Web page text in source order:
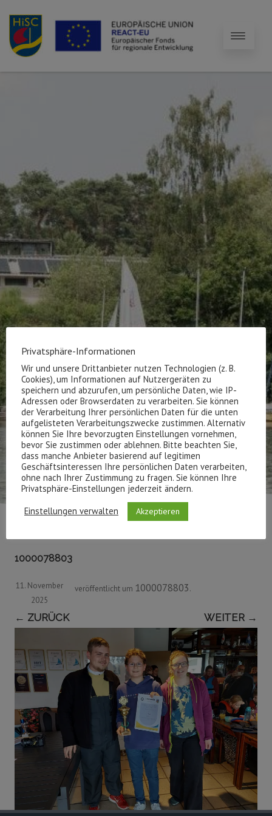
1000078803
veröffentlicht
11. November
2025
um 1000078803.
← ZURÜCK WEITER →
Privatsphäre-Informationen
Wir und unsere Drittanbieter nutzen Technologien (z. B.
Cookies), um Informationen auf Nutzergeräten zu
speichern und abzurufen, um persönliche Daten, wie IP-
Adressen oder Browserdaten zu verarbeiten. Sie können
der Verarbeitung Ihrer persönlichen Daten für die unten
aufgelisteten Verarbeitungszwecke zustimmen. Alternativ
können Sie Ihre bevorzugten Einstellungen vornehmen,
bevor Sie zustimmen oder ablehnen. Bitte beachten Sie,
dass manche Anbieter basierend auf legitimen
Geschäftsinteressen Ihre persönlichen Daten verarbeiten,
ohne nach Ihrer Zustimmung zu fragen. Sie können Ihre
Privatsphäre-Einstellungen jederzeit ändern.
Einstellungen verwalten
Akzeptieren